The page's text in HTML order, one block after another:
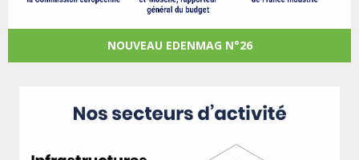
NOUVEAU EDENMAG N°26